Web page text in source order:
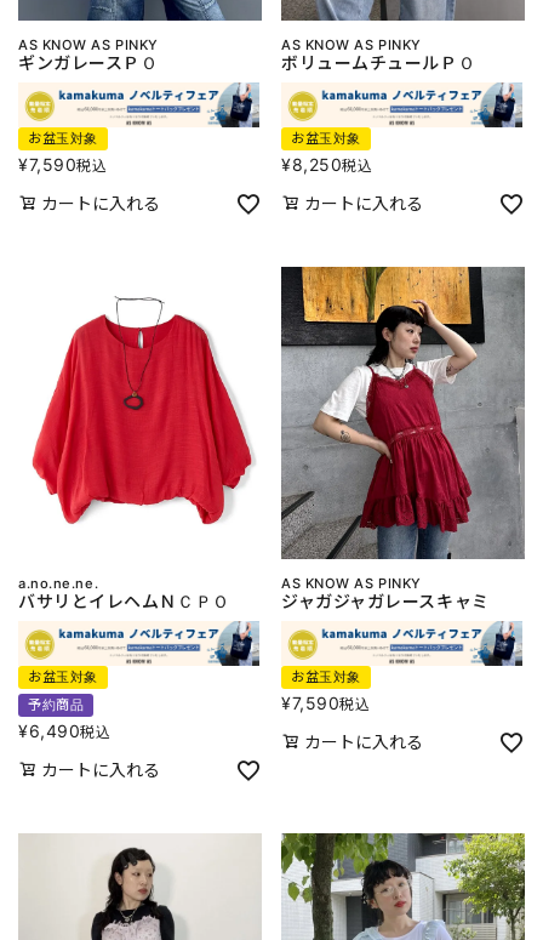
AS KNOW AS PINKY
ギンガレースＰＯ
お盆玉対象
¥7,590税込
カートに入れる
AS KNOW AS PINKY
ボリュームチュールＰＯ
お盆玉対象
¥8,250税込
カートに入れる
a.no.ne.ne.
バサリとイレヘムＮＣＰＯ
お盆玉対象
予約商品
¥6,490税込
カートに入れる
AS KNOW AS PINKY
ジャガジャガレースキャミ
お盆玉対象
¥7,590税込
カートに入れる